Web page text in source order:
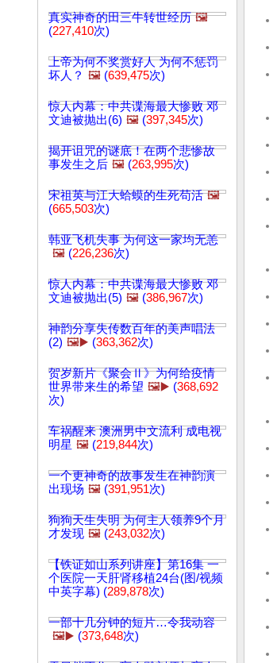
真实神奇的田三牛转世经历 🖼️
(227,410次)
上帝为何不奖赏好人 为何不惩罚
坏人？ 🖼️ (639,475次)
惊人内幕：中共谍海最大惨败 邓
文迪被抛出(6) 🖼️ (397,345次)
揭开诅咒的谜底！在两个悲惨故
事发生之后 🖼️ (263,995次)
宋祖英与江大蛤蟆的生死苟活 🖼️
(665,503次)
韩亚飞机失事 为何这一家均无恙
🖼️ (226,236次)
惊人内幕：中共谍海最大惨败 邓
文迪被抛出(5) 🖼️ (386,967次)
神韵分享失传数百年的美声唱法
(2) 🖼️▶️ (363,362次)
贺岁新片《聚会Ⅱ》为何给疫情
世界带来生的希望 🖼️▶️ (368,692
次)
车祸醒来 澳洲男中文流利 成电视
明星 🖼️ (219,844次)
一个更神奇的故事发生在神韵演
出现场 🖼️ (391,951次)
狗狗天生失明 为何主人领养9个月
才发现 🖼️ (243,032次)
【铁证如山系列讲座】第16集 一
个医院一天肝肾移植24台(图/视频
中英字幕) (289,878次)
一部十几分钟的短片…令我动容
🖼️▶️ (373,648次)